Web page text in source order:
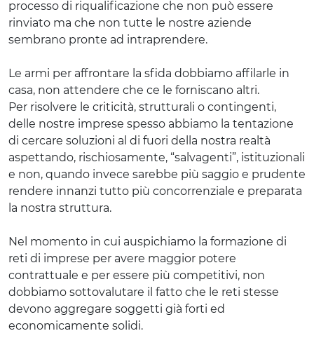
processo di riqualificazione che non può essere
rinviato ma che non tutte le nostre aziende
sembrano pronte ad intraprendere.
Le armi per affrontare la sfida dobbiamo affilarle in
casa, non attendere che ce le forniscano altri.
Per risolvere le criticità, strutturali o contingenti,
delle nostre imprese spesso abbiamo la tentazione
di cercare soluzioni al di fuori della nostra realtà
aspettando, rischiosamente, “salvagenti”, istituzionali
e non, quando invece sarebbe più saggio e prudente
rendere innanzi tutto più concorrenziale e preparata
la nostra struttura.
Nel momento in cui auspichiamo la formazione di
reti di imprese per avere maggior potere
contrattuale e per essere più competitivi, non
dobbiamo sottovalutare il fatto che le reti stesse
devono aggregare soggetti già forti ed
economicamente solidi.